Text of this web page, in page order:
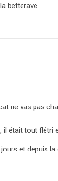
betterave.
ne vas pas
il était tout
et depuis la